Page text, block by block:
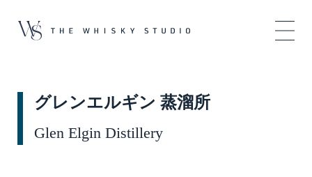
グレンエルギン 蒸溜所
Glen Elgin Distillery